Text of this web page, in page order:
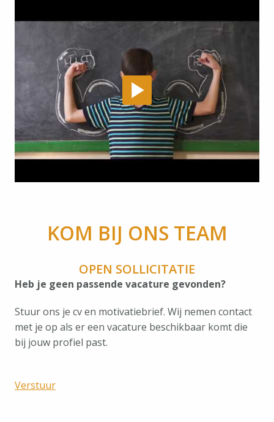
KOM BIJ ONS TEAM
OPEN SOLLICITATIE
Heb je geen passende vacature gevonden?
Stuur ons je cv en motivatiebrief. Wij nemen contact
met je op als er een vacature beschikbaar komt die
bij jouw profiel past.
Verstuur